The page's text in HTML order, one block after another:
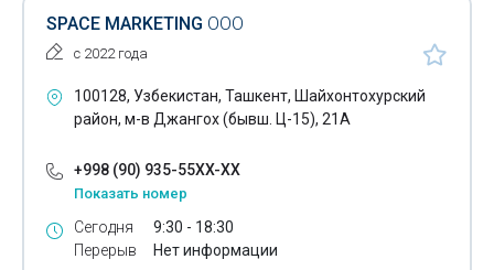
SPACE MARKETING OOO
с 2022 года
100128, Узбекистан, Ташкент, Шайхонтохурский
район, м-в Джангох (бывш. Ц-15), 21А
+998 (90) 935-55XX-XX
Показать номер
Сегодня
Перерыв
9:30 - 18:30
Нет информации